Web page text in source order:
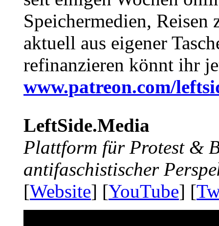
Speichermedien, Reisen
aktuell aus eigener
refinanzieren könnt ihr
www.patreon.com/
LeftSide.Media
Plattform für Protest &
antifaschistischer
[Website] [YouTube] [